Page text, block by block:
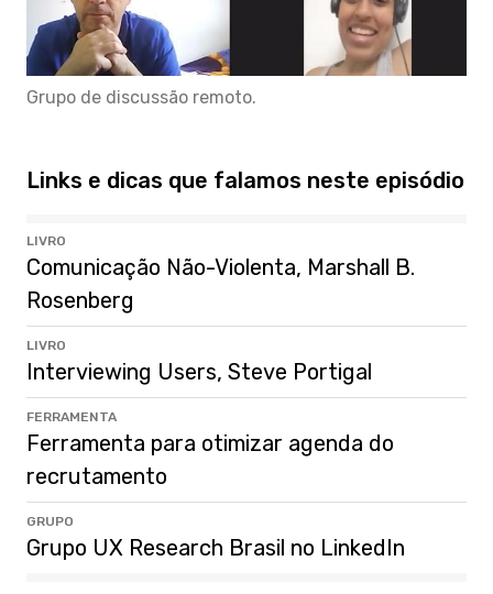
Grupo de discussão remoto.
Links e dicas que falamos neste episódio
Comunicação Não-Violenta, Marshall B.
Rosenberg
LIVRO
Interviewing Users, Steve Portigal
LIVRO
Ferramenta para otimizar agenda do
recrutamento
FERRAMENTA
Grupo UX Research Brasil no LinkedIn
GRUPO